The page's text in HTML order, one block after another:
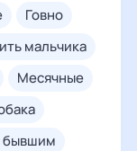
говно
мальчика
месячные
бывшим